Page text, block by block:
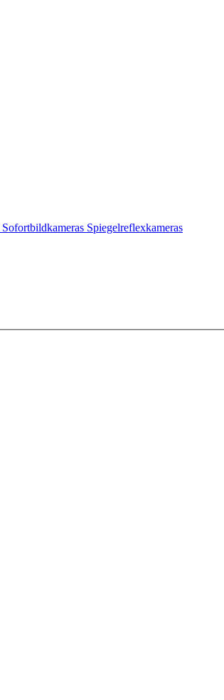
Sofortbildkameras Spiegelreflexkameras